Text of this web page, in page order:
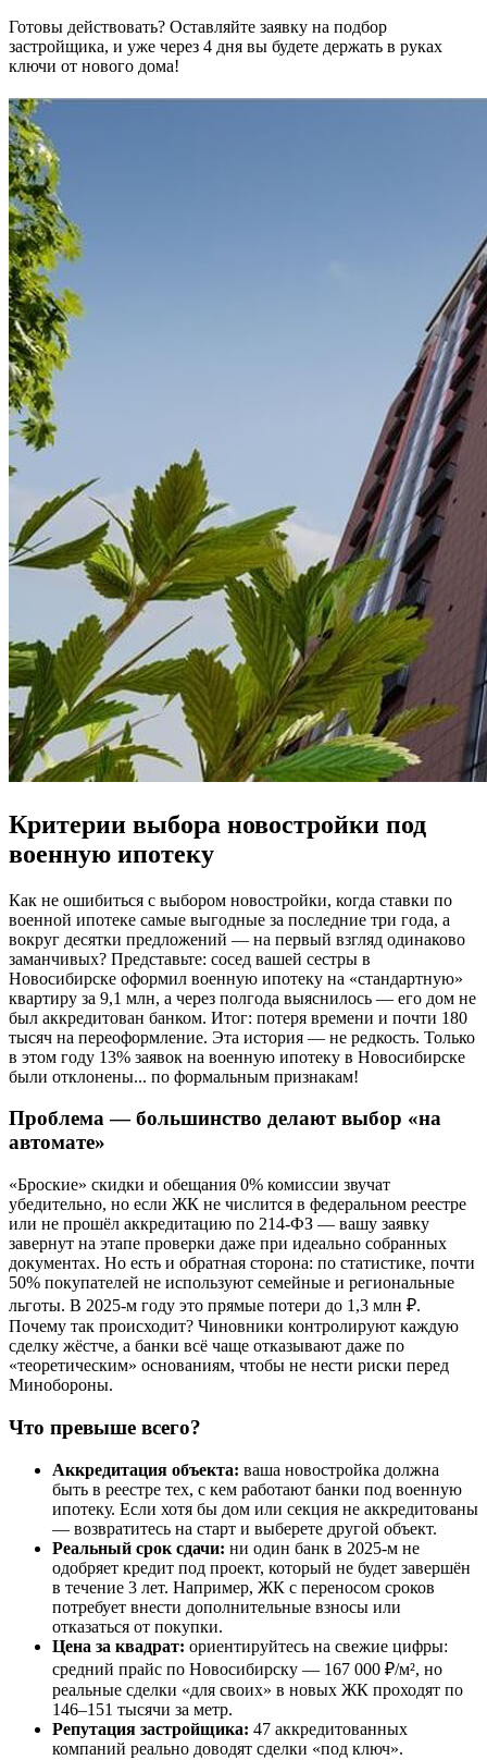
Готовы действовать? Оставляйте заявку на подбор
застройщика, и уже через 4 дня вы будете держать в руках
ключи от нового дома!
Критерии выбора новостройки под
военную ипотеку
Как не ошибиться с выбором новостройки, когда ставки по
военной ипотеке самые выгодные за последние три года, а
вокруг десятки предложений — на первый взгляд одинаково
заманчивых? Представьте: сосед вашей сестры в
Новосибирске оформил военную ипотеку на «стандартную»
квартиру за 9,1 млн, а через полгода выяснилось — его дом не
был аккредитован банком. Итог: потеря времени и почти 180
тысяч на переоформление. Эта история — не редкость. Только
в этом году 13% заявок на военную ипотеку в Новосибирске
были отклонены... по формальным признакам!
Проблема — большинство делают выбор «на
автомате»
«Броские» скидки и обещания 0% комиссии звучат
убедительно, но если ЖК не числится в федеральном реестре
или не прошёл аккредитацию по 214-ФЗ — вашу заявку
завернут на этапе проверки даже при идеально собранных
документах. Но есть и обратная сторона: по статистике, почти
50% покупателей не используют семейные и региональные
льготы. В 2025-м году это прямые потери до 1,3 млн ₽.
Почему так происходит? Чиновники контролируют каждую
сделку жёстче, а банки всё чаще отказывают даже по
«теоретическим» основаниям, чтобы не нести риски перед
Минобороны.
Что превыше всего?
Аккредитация объекта: ваша новостройка должна
быть в реестре тех, с кем работают банки под военную
ипотеку. Если хотя бы дом или секция не аккредитованы
— возвратитесь на старт и выберете другой объект.
Реальный срок сдачи: ни один банк в 2025-м не
одобряет кредит под проект, который не будет завершён
в течение 3 лет. Например, ЖК с переносом сроков
потребует внести дополнительные взносы или
отказаться от покупки.
Цена за квадрат: ориентируйтесь на свежие цифры:
средний прайс по Новосибирску — 167 000 ₽/м², но
реальные сделки «для своих» в новых ЖК проходят по
146–151 тысячи за метр.
Репутация застройщика: 47 аккредитованных
компаний реально доводят сделки «под ключ».